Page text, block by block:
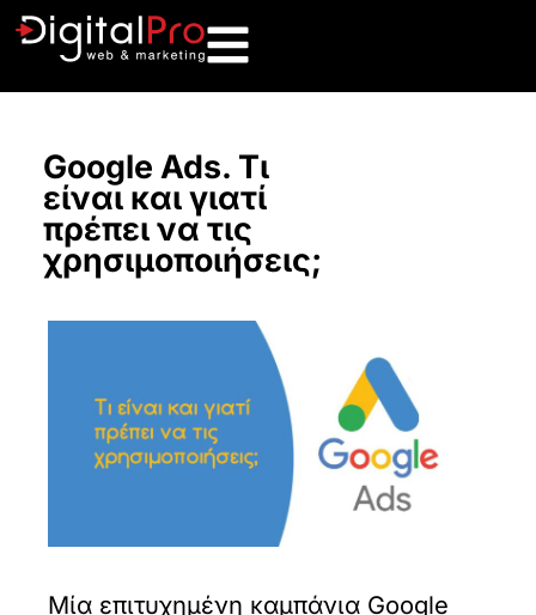
Google Ads. Τι
είναι και γιατί
πρέπει να τις
χρησιμοποιήσεις;
Μία επιτυχημένη καμπάνια Google